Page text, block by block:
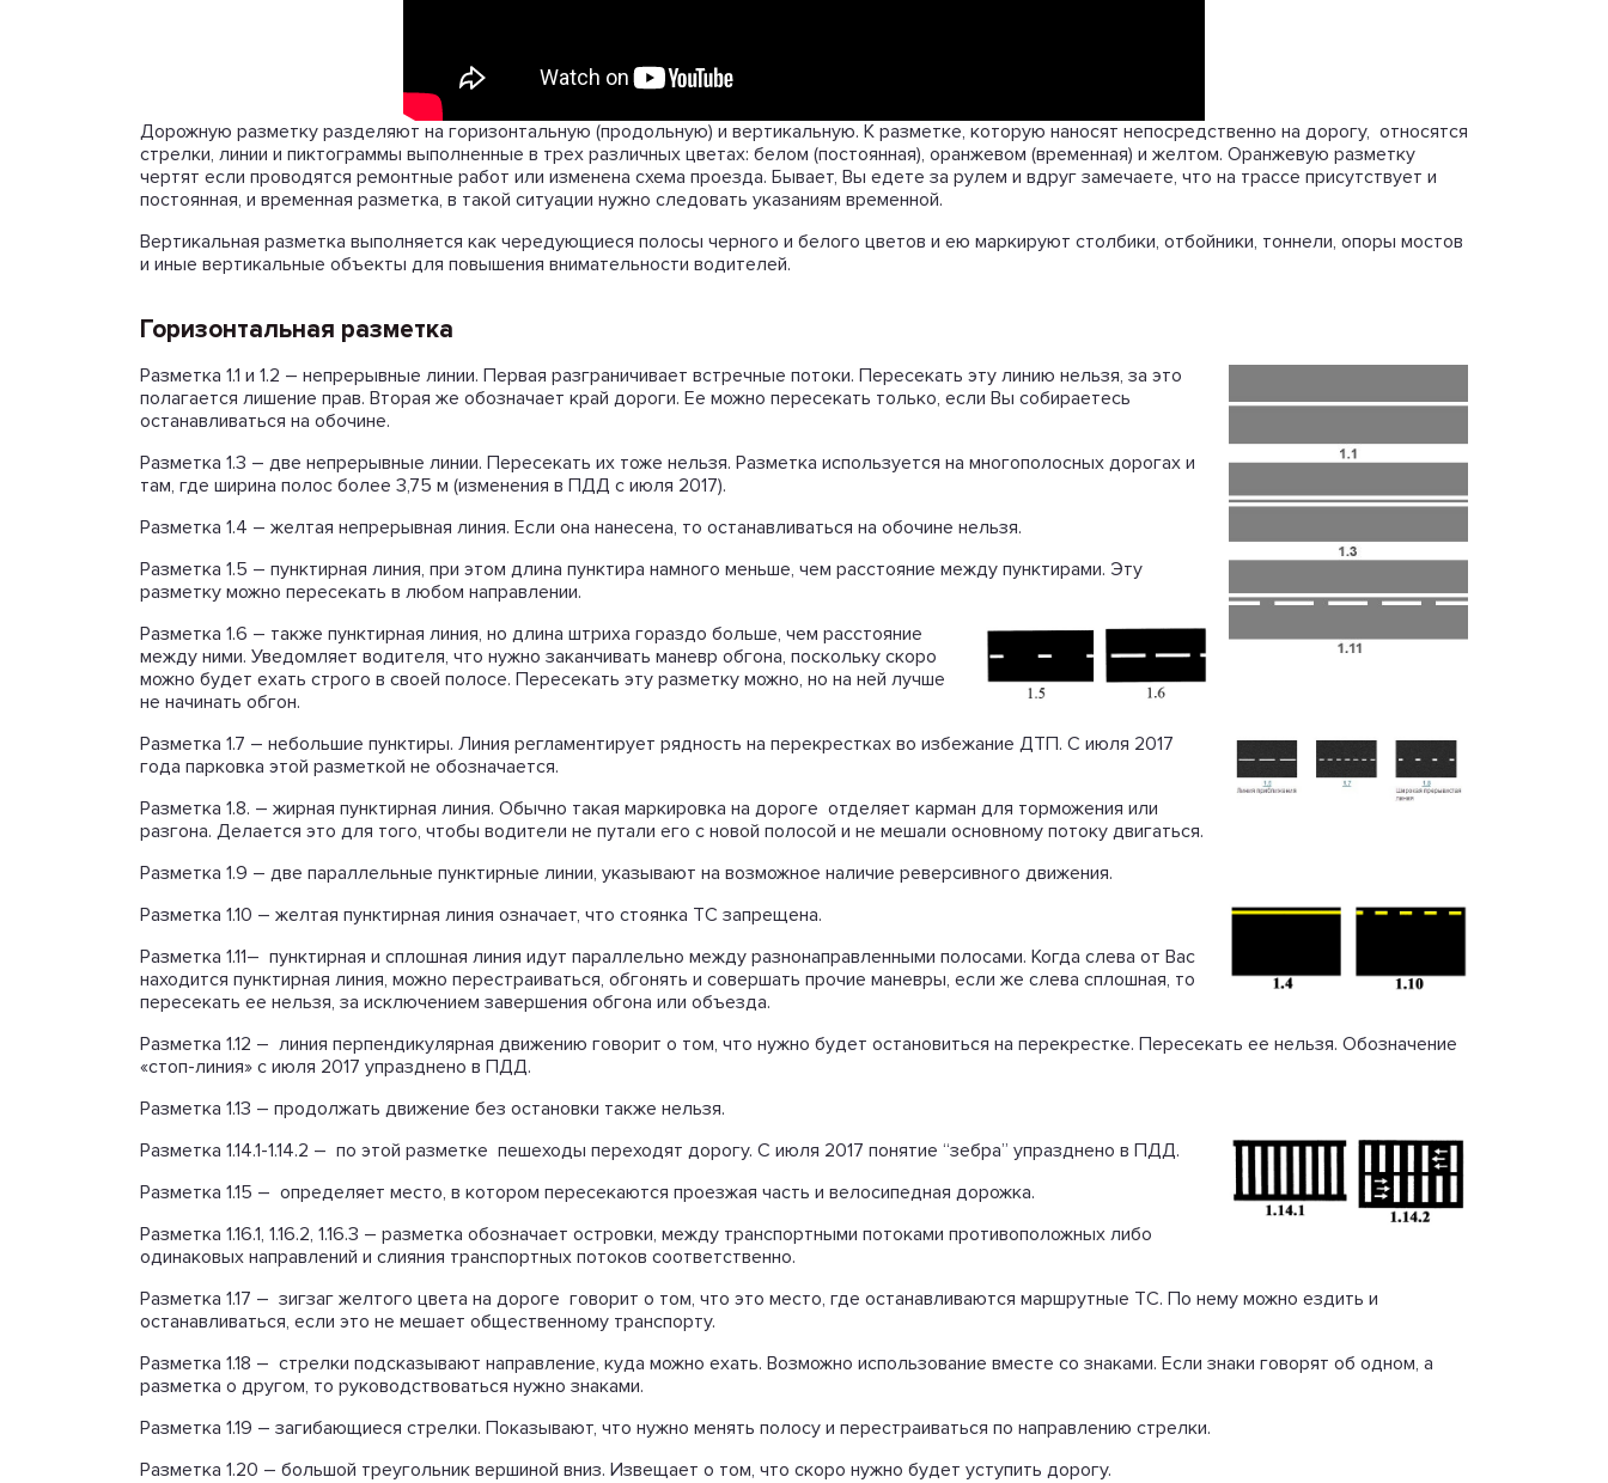
Дорожную разметку разделяют на горизонтальную (продольную) и вертикальную. К разметке, которую наносят непосредственно на дорогу, относятся
стрелки, линии и пиктограммы выполненные в трех различных цветах: белом (постоянная), оранжевом (временная) и желтом. Оранжевую разметку
чертят если проводятся ремонтные работ или изменена схема проезда. Бывает, Вы едете за рулем и вдруг замечаете, что на трассе присутствует и
постоянная, и временная разметка, в такой ситуации нужно следовать указаниям временной.
Вертикальная разметка выполняется как чередующиеся полосы черного и белого цветов и ею маркируют столбики, отбойники, тоннели, опоры мостов
и иные вертикальные объекты для повышения внимательности водителей.
Горизонтальная разметка
Разметка 1.1 и 1.2 – непрерывные линии. Первая разграничивает встречные потоки. Пересекать эту линию нельзя, за это
полагается лишение прав. Вторая же обозначает край дороги. Ее можно пересекать только, если Вы собираетесь
останавливаться на обочине.
Разметка 1.3 – две непрерывные линии. Пересекать их тоже нельзя. Разметка используется на многополосных дорогах и
там, где ширина полос более 3,75 м (изменения в ПДД с июля 2017).
Разметка 1.4 – желтая непрерывная линия. Если она нанесена, то останавливаться на обочине нельзя.
Разметка 1.5 – пунктирная линия, при этом длина пунктира намного меньше, чем расстояние между пунктирами. Эту
разметку можно пересекать в любом направлении.
Разметка 1.6 – также пунктирная линия, но длина штриха гораздо больше, чем расстояние
между ними. Уведомляет водителя, что нужно заканчивать маневр обгона, поскольку скоро
можно будет ехать строго в своей полосе. Пересекать эту разметку можно, но на ней лучше
не начинать обгон.
Разметка 1.7 – небольшие пунктиры. Линия регламентирует рядность на перекрестках во избежание ДТП. С июля 2017
года парковка этой разметкой не обозначается.
Разметка 1.8. – жирная пунктирная линия. Обычно такая маркировка на дороге отделяет карман для торможения или
разгона. Делается это для того, чтобы водители не путали его с новой полосой и не мешали основному потоку двигаться.
Разметка 1.9 – две параллельные пунктирные линии, указывают на возможное наличие реверсивного движения.
Разметка 1.10 – желтая пунктирная линия означает, что стоянка ТС запрещена.
Разметка 1.11– пунктирная и сплошная линия идут параллельно между разнонаправленными полосами. Когда слева от Вас
находится пунктирная линия, можно перестраиваться, обгонять и совершать прочие маневры, если же слева сплошная, то
пересекать ее нельзя, за исключением завершения обгона или объезда.
Разметка 1.12 – линия перпендикулярная движению говорит о том, что нужно будет остановиться на перекрестке. Пересекать ее нельзя. Обозначение
«стоп-линия» с июля 2017 упразднено в ПДД.
Разметка 1.13 – продолжать движение без остановки также нельзя.
Разметка 1.14.1-1.14.2 – по этой разметке пешеходы переходят дорогу. С июля 2017 понятие “зебра” упразднено в ПДД.
Разметка 1.15 – определяет место, в котором пересекаются проезжая часть и велосипедная дорожка.
Разметка 1.16.1, 1.16.2, 1.16.3 – разметка обозначает островки, между транспортными потоками противоположных либо
одинаковых направлений и слияния транспортных потоков соответственно.
Разметка 1.17 – зигзаг желтого цвета на дороге говорит о том, что это место, где останавливаются маршрутные ТС. По нему можно ездить и
останавливаться, если это не мешает общественному транспорту.
Разметка 1.18 – стрелки подсказывают направление, куда можно ехать. Возможно использование вместе со знаками. Если знаки говорят об одном, а
разметка о другом, то руководствоваться нужно знаками.
Разметка 1.19 – загибающиеся стрелки. Показывают, что нужно менять полосу и перестраиваться по направлению стрелки.
Разметка 1.20 – большой треугольник вершиной вниз. Извещает о том, что скоро нужно будет уступить дорогу.